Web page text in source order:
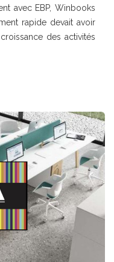
avec EBP, Winbooks
rapide devait avoir
des activités